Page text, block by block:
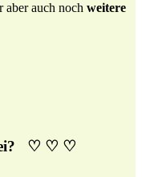
aber auch noch weitere
♡ ♡ ♡